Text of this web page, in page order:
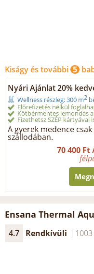
Kiságy és további 5
Nyári Ajánlat 20%
Wellness részleg: 300 m2
Előrefizetés nélkül
Kötbérmentes lemondás
Fizethetsz SZÉP kártyával
A gyerek medence
szállodában.
70 400
Ensana Thermal
4.7 Rendkívüli